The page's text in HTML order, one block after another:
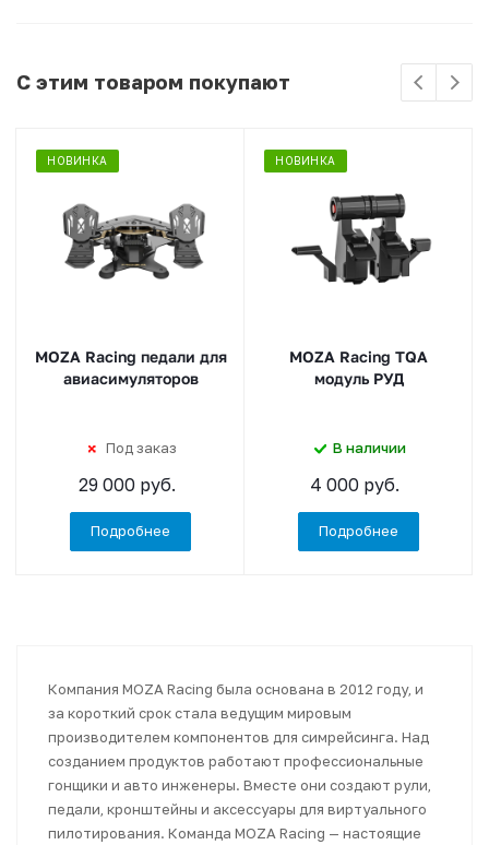
С этим товаром покупают
НОВИНКА
MOZA Racing педали для
авиасимуляторов
Под заказ
29 000 руб.
Подробнее
НОВИНКА
MOZA Racing TQA
модуль РУД
В наличии
4 000 руб.
Подробнее
Компания MOZA Racing была основана в 2012 году, и
за короткий срок стала ведущим мировым
производителем компонентов для симрейсинга. Над
созданием продуктов работают профессиональные
гонщики и авто инженеры. Вместе они создают рули,
педали, кронштейны и аксессуары для виртуального
пилотирования. Команда MOZA Racing — настоящие